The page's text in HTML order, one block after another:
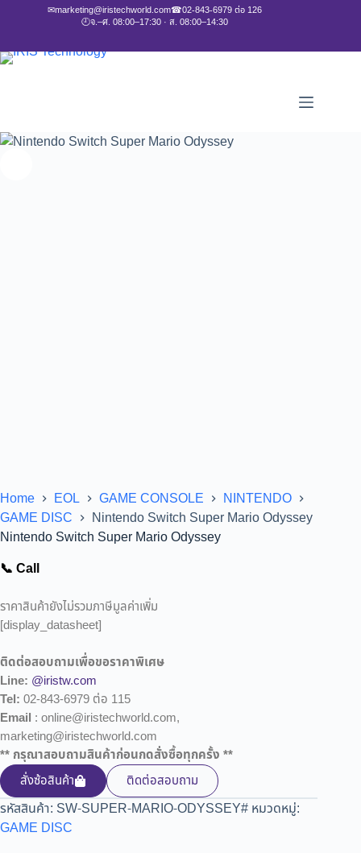
✉marketing@iristechworld.com☎02-843-6979 ต่อ 126
🕘จ.–ศ. 08:00–17:30 · ส. 08:00–14:30
Home EOL GAME CONSOLE
NINTENDO
GAME DISC
Nintendo Switch Super Mario Odyssey
Nintendo Switch Super Mario Odyssey
📞 Call
ราคาสินค้ายังไม่รวมภาษีมูลค่าเพิ่ม
[display_datasheet]
ติดต่อสอบถามเพื่อขอราคาพิเศษ
Line: @iristw.com
Tel: 02-843-6979 ต่อ 115
Email : online@iristechworld.com,
marketing@iristechworld.com
** กรุณาสอบถามสินค้าก่อนกดสั่งซื้อทุกครั้ง **
สั่งซ้อสินค้า
ติดต่อสอบถาม
รหัสสินค้า: SW-SUPER-MARIO-ODYSSEY# หมวดหมู่:
GAME DISC